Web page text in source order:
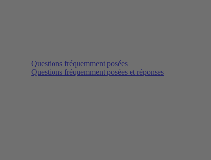
Questions fréquemment posées
Questions fréquemment posées et réponses